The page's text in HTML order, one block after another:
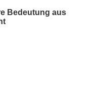
Bedeutung aus